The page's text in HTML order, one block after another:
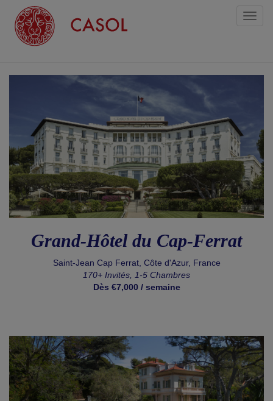
Grand-Hôtel du Cap-Ferrat
Saint-Jean Cap Ferrat, Côte d'Azur, France
170+ Invités, 1-5 Chambres
Dès €7,000 / semaine